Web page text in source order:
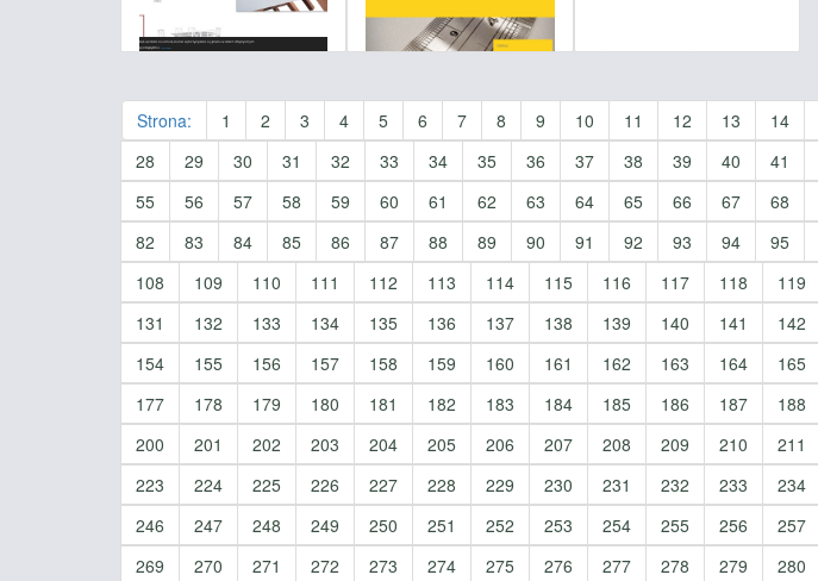
Strona: 1 2 3 4 5 6 7 8 9 10 11 12 13 14
28
29 30 31 32 33 34 35 36 37 38 39 40 41
55
56 57 58 59 60 61 62 63 64 65 66 67 68
82
83 84 85 86 87 88 89 90 91 92 93 94 95
108
109 110 111 112 113 114 115 116 117 118 119
131
132 133 134 135 136 137 138 139 140 141 142
154
155 156 157 158 159 160 161 162 163 164 165
177
178 179 180 181 182 183 184 185 186 187 188
200
201 202 203 204 205 206 207 208 209 210 211
223
224 225 226 227 228 229 230 231 232 233 234
246
247 248 249 250 251 252 253 254 255 256 257
269
270 271 272 273 274 275 276 277 278 279 280